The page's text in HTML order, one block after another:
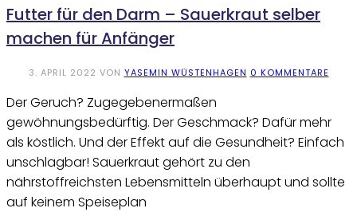
Futter für den Darm – Sauerkraut selber
machen für Anfänger
3. APRIL 2022 VON YASEMIN WÜSTENHAGEN 0 KOMMENTARE
Der Geruch? Zugegebenermaßen
gewöhnungsbedürftig. Der Geschmack? Dafür mehr
als köstlich. Und der Effekt auf die Gesundheit? Einfach
unschlagbar! Sauerkraut gehört zu den
nährstoffreichsten Lebensmitteln überhaupt und sollte
auf keinem Speiseplan